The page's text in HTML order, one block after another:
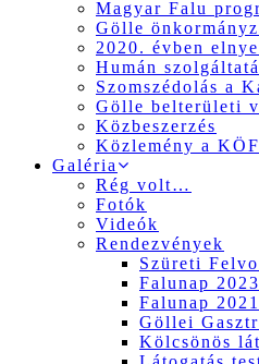
Magyar Falu
Gölle
2020. évben
Humán
Szomszédolás a
Gölle belterületi
Közbeszerzés
Közlemény a
Galéria
Rég volt…
Fotók
Videók
Rendezvények
Szüreti
Falunap 2023
Falunap 2021
Göllei
Kölcsönös